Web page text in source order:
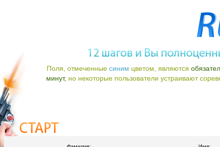
Поля, отмеченные синим цветом, являются
минут, но некоторые пользователи устраивают